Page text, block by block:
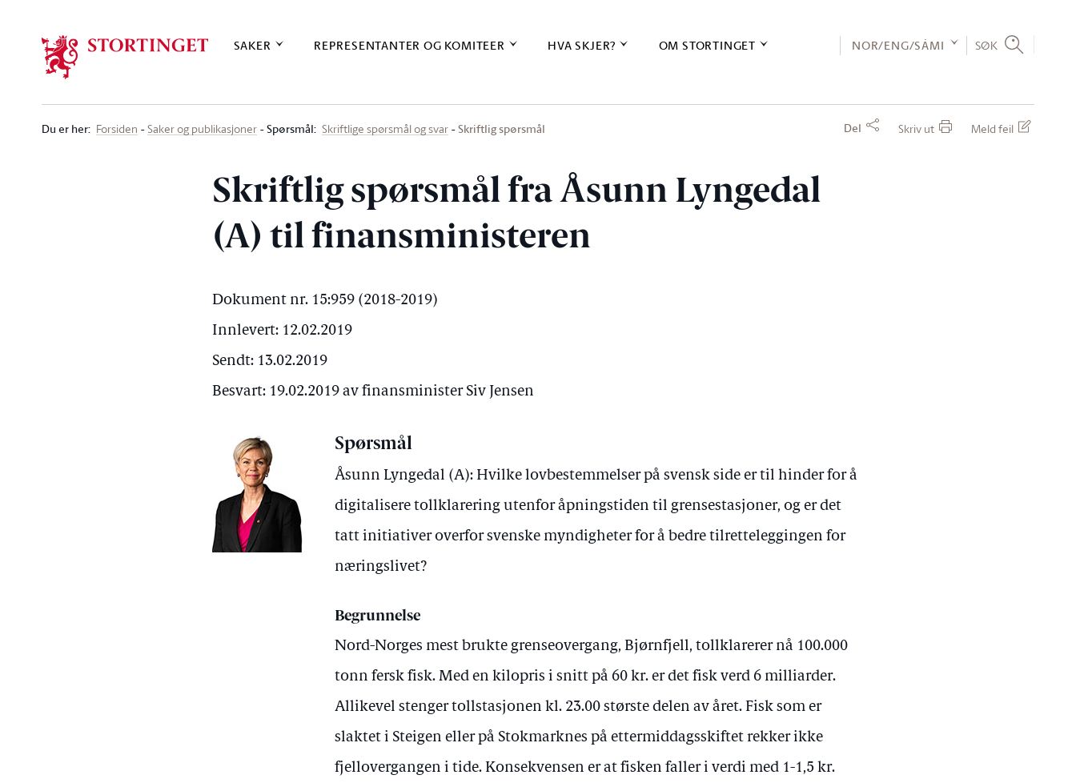
SAKER REPRESENTANTER OG KOMITEER HVA SKJER? OM STORTINGET NOR/ENG/SÁMI SØK
Du er her: Forsiden Saker og publikasjoner Spørsmål: Skriftlige spørsmål og svar Skriftlig spørsmål Del Skriv ut Meld feil
Skriftlig spørsmål fra Åsunn Lyngedal
(A) til finansministeren
Dokument nr. 15:959 (2018-2019)
Innlevert: 12.02.2019
Sendt: 13.02.2019
Besvart: 19.02.2019 av finansminister Siv Jensen
Spørsmål
Åsunn Lyngedal (A): Hvilke lovbestemmelser på svensk side er til hinder for å
digitalisere tollklarering utenfor åpningstiden til grensestasjoner, og er det
tatt initiativer overfor svenske myndigheter for å bedre tilretteleggingen for
næringslivet?
Begrunnelse
Nord-Norges mest brukte grenseovergang, Bjørnfjell, tollklarerer nå 100.000
tonn fersk fisk. Med en kilopris i snitt på 60 kr. er det fisk verd 6 milliarder.
Allikevel stenger tollstasjonen kl. 23.00 største delen av året. Fisk som er
slaktet i Steigen eller på Stokmarknes på ettermiddagsskiftet rekker ikke
fjellovergangen i tide. Konsekvensen er at fisken faller i verdi med 1-1,5 kr.